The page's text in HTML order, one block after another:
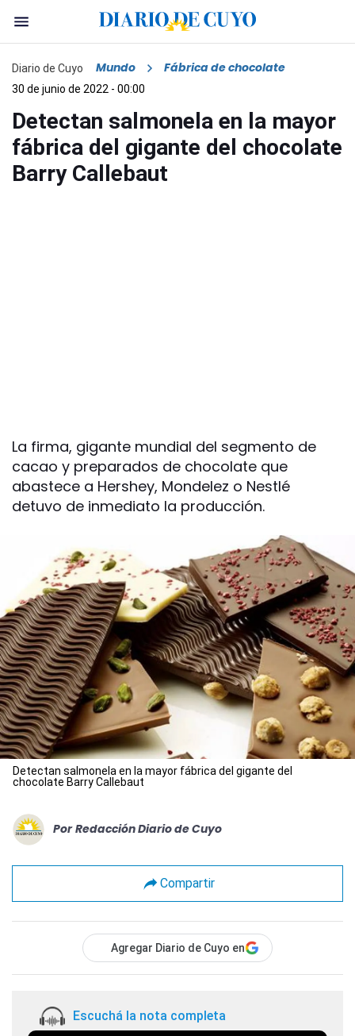
Diario de Cuyo Mundo Fábrica de chocolate
30 de junio de 2022 - 00:00
Detectan salmonela en la mayor
fábrica del gigante del chocolate
Barry Callebaut
La firma, gigante mundial del segmento de
cacao y preparados de chocolate que
abastece a Hershey, Mondelez o Nestlé
detuvo de inmediato la producción.
Detectan salmonela en la mayor fábrica del gigante del
chocolate Barry Callebaut
Por Redacción Diario de Cuyo
Compartir
Agregar Diario de Cuyo en
Escuchá la nota completa